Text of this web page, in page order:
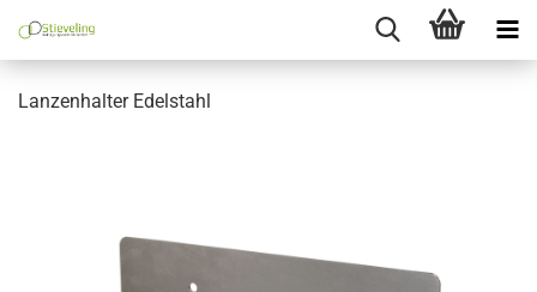
Lanzenhalter Edelstahl